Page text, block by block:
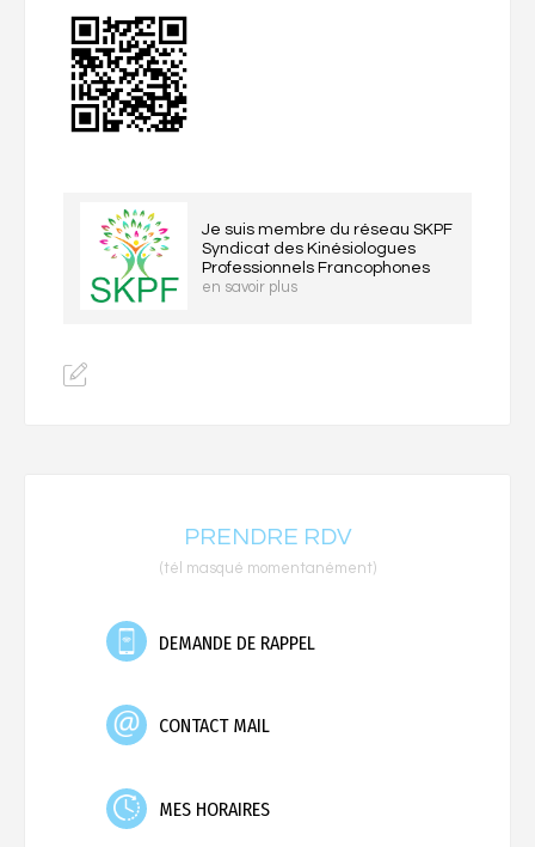
Je suis membre du réseau SKPF
Syndicat des Kinésiologues
Professionnels Francophones
en savoir plus
PRENDRE RDV
(tél masqué momentanément)
DEMANDE DE RAPPEL
CONTACT MAIL
MES HORAIRES